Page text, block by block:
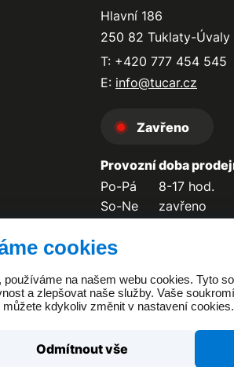
cookies
na našem webu cookies. Tyto
a zlepšovat naše služby. Vaše
kdykoliv změnit v nastavení cookies.
Odmítnout vše
Hlavní 186
250 82 Tuklaty-Úvaly
T: +420 777 454 545
E: info@tucar.cz
Zavřeno
Provozní doba
Po-Pá
8-17 hod.
So-Ne
zavřeno